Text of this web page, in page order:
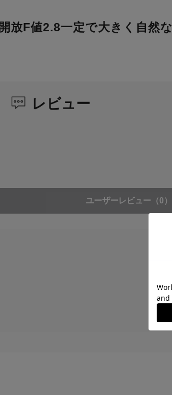
開放F値2.8一定で大きく自然
レビュー
ユーザーレビュー （0）